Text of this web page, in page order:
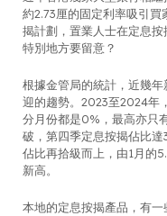
約2.73厘的固定利率吸引
揭計劃，置業人士在定息
特別地方要留意？
根據金管局的統計，近幾
迎的趨勢。2023至2024年
分月份都是0%，最高亦只
破，第四季定息按揭佔比
佔比再拾級而上，由1月的
新高。
本地的定息按揭產品，有